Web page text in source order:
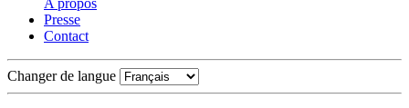
A propos
Presse
Contact
Changer de langue